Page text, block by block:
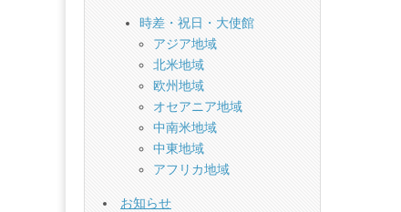
時差・祝日・大使館
アジア地域
北米地域
欧州地域
オセアニア地域
中南米地域
中東地域
アフリカ地域
お知らせ